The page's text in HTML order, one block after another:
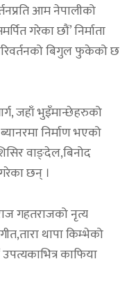
आम नेपालीको
गरेका छौं’ निर्माता
बिगुल फुकेको छ
जहाँ भुइँमान्छेहरुको
निर्माण भएको
वाङ्देल,बिनोद
छन् ।
गहतराजको नृत्य
थापा किम्भेको
काफिया